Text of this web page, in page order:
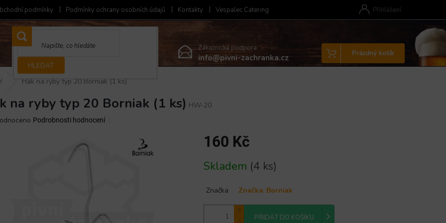
podmínky Podmínky ochrany osobních údajů Kontakty Vespalec Catering Přihlášení
HLEDAT
Zákaznická podpora:
info@pivni-zachranka.cz
Nákupní
košík
Prázdný košík
Hák na ryby typ 20 Borniak (1 ks)
na ryby typ 20 Borniak (1 ks) HW-20
Podrobnosti hodnocení
160 Kč
cena:
Skladem (4 ks)
Značka Značka: Borniak
PŘIDAT DO KOŠÍKU